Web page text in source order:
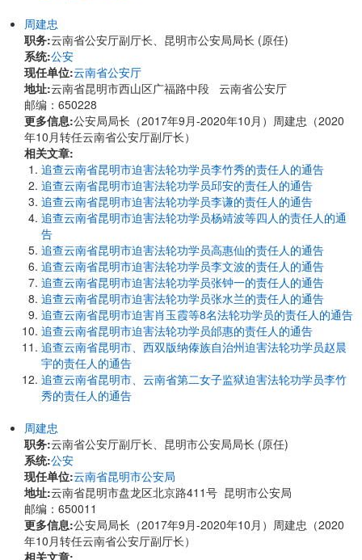
周建忠
职务:云南省公安厅副厅长、昆明市公安局局长 (原任)
系统:公安
现任单位:云南省公安厅
地址:云南省昆明市西山区广福路中段 云南省公安厅
邮编：650228
更多信息:公安局局长（2017年9月-2020年10月）周建忠（2020
年10月转任云南省公安厅副厅长）
相关文章:
追查云南省昆明市迫害法轮功学员李竹秀的责任人的通告
追查云南省昆明市迫害法轮功学员邱安的责任人的通告
追查云南省昆明市迫害法轮功学员李谦的责任人的通告
追查云南省昆明市迫害法轮功学员杨靖波等四人的责任人的通
告
追查云南省昆明市迫害法轮功学员高惠仙的责任人的通告
追查云南省昆明市迫害法轮功学员李文波的责任人的通告
追查云南省昆明市迫害法轮功学员张钟一的责任人的通告
追查云南省昆明市迫害法轮功学员张水兰的责任人的通告
追查云南省昆明市迫害肖玉霞等8名法轮功学员的责任人的通告
追查云南省昆明市迫害法轮功学员邰惠的责任人的通告
追查云南省昆明市、西双版纳傣族自治州迫害法轮功学员赵晨
宇的责任人的通告
追查云南省昆明市、云南省第二女子监狱迫害法轮功学员李竹
秀的责任人的通告
周建忠
职务:云南省公安厅副厅长、昆明市公安局局长 (原任)
系统:公安
现任单位:云南省昆明市公安局
地址:云南省昆明市盘龙区北京路411号 昆明市公安局
邮编：650011
更多信息:公安局局长（2017年9月-2020年10月）周建忠（2020
年10月转任云南省公安厅副厅长）
相关文章: